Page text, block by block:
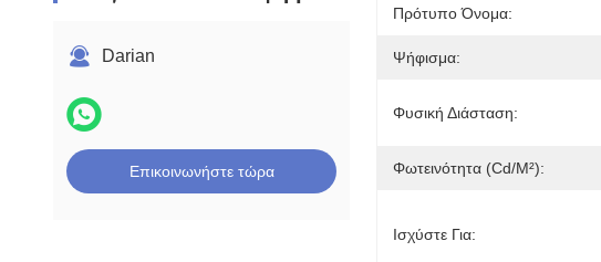
Darian
Επικοινωνήστε τώρα
Πρότυπο Όνομα:
Ψήφισμα:
Φυσική Διάσταση:
Φωτεινότητα (cd/m²):
Ισχύστε Για: